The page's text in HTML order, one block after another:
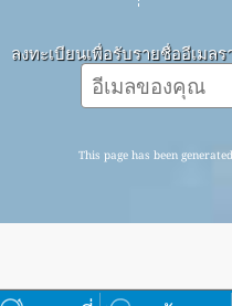
ลงทะเบียนเพื่อรับรายชื่ออีเมล
This page has been